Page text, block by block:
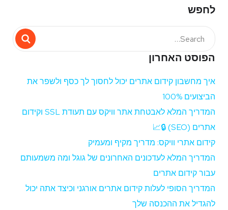
לחפש
הפוסט האחרון
איך מחשבון קידום אתרים יכול לחסוך לך כסף ולשפר את
הביצועים 100%
המדריך המלא לאבטחת אתר וויקס עם תעודת SSL וקידום
אתרים (SEO) 🔒📈
קידום אתרי וויקס: מדריך מקיף ומעמיק
המדריך המלא לעדכונים האחרונים של גוגל ומה משמעותם
עבור קידום אתרים
המדריך הסופי לעלות קידום אתרים אורגני וכיצד אתה יכול
להגדיל את ההכנסה שלך